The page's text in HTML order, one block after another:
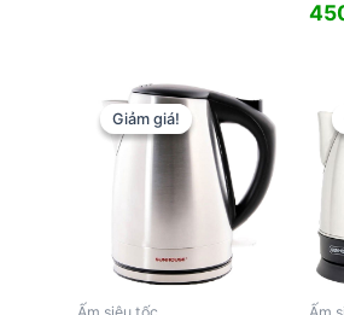
hiện
Giá
Giảm giá!
Giảm giá!